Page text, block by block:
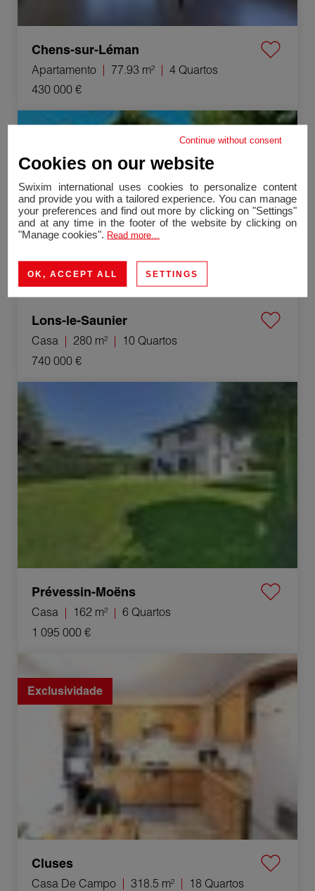
Chens-sur-Léman
Apartamento 77.93 m²
4 Quartos
430 000 €
Venda Casa Lons-le-Saunier 10 Quartos 280 m²
Lons-le-Saunier
Casa 280 m²
10 Quartos
740 000 €
Venda Casa Prévessin-Moëns 6 Quartos 162 m²
Prévessin-Moëns
Casa 162 m²
6 Quartos
1 095 000 €
Exclusividade
Cluses
Casa De Campo 318.5 m²
18 Quartos
Continue without consent
Cookies on our website
Swixim international uses cookies to personalize content
and provide you with a tailored experience. You can manage
your preferences and find out more by clicking on "Settings"
and at any time in the footer of the website by clicking on
"Manage cookies". Read more...
OK, ACCEPT ALL SETTINGS